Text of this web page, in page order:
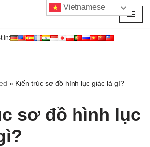
in:
» Kiến trúc sơ đồ hình lục giác là gì?
sơ đồ hình lục
Vietnamese